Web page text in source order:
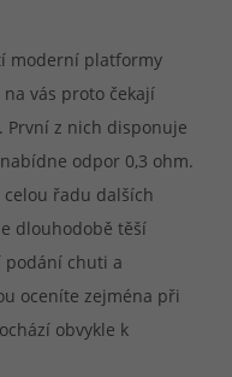
moderní platformy
na vás proto čekají
První z nich disponuje
odpor 0,3 ohm.
řadu dalších
dlouhodobě těší
chuti a
oceníte zejména při
obvykle k